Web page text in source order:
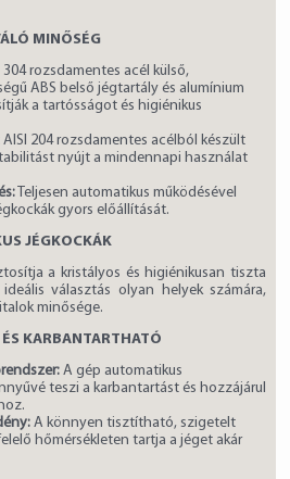
MINŐSÉG
304 rozsdamentes acél külső,
ABS belső jégtartály és alumínium
a tartósságot és higiénikus
204 rozsdamentes acélból készült
nyújt a mindennapi használat
Teljesen automatikus működésével
gyors előállítását.
JÉGKOCKÁK
a kristályos és higiénikusan tiszta
választás olyan helyek számára,
minősége.
KARBANTARTHATÓ
A gép automatikus
teszi a karbantartást és hozzájárul
A könnyen tisztítható, szigetelt
hőmérsékleten tartja a jéget akár